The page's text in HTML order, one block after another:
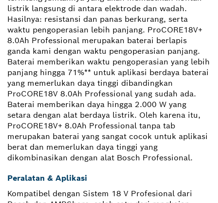
listrik langsung di antara elektrode dan wadah.
Hasilnya: resistansi dan panas berkurang, serta
waktu pengoperasian lebih panjang. ProCORE18V+
8.0Ah Professional merupakan baterai berlapis
ganda kami dengan waktu pengoperasian panjang.
Baterai memberikan waktu pengoperasian yang lebih
panjang hingga 71%** untuk aplikasi berdaya baterai
yang memerlukan daya tinggi dibandingkan
ProCORE18V 8.0Ah Professional yang sudah ada.
Baterai memberikan daya hingga 2.000 W yang
setara dengan alat berdaya listrik. Oleh karena itu,
ProCORE18V+ 8.0Ah Professional tanpa tab
merupakan baterai yang sangat cocok untuk aplikasi
berat dan memerlukan daya tinggi yang
dikombinasikan dengan alat Bosch Professional.
Peralatan & Aplikasi
Kompatibel dengan Sistem 18 V Profesional dari